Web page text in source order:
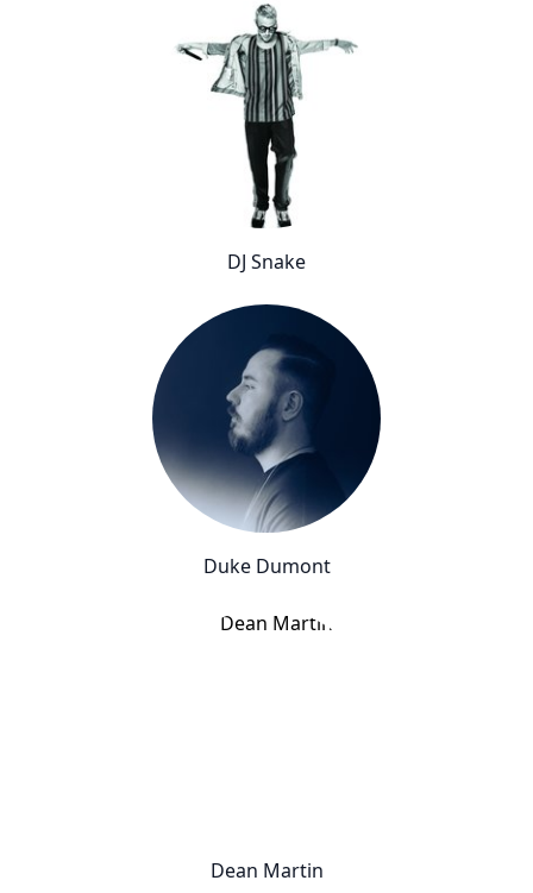
DJ Snake
Duke Dumont
Dean Martin